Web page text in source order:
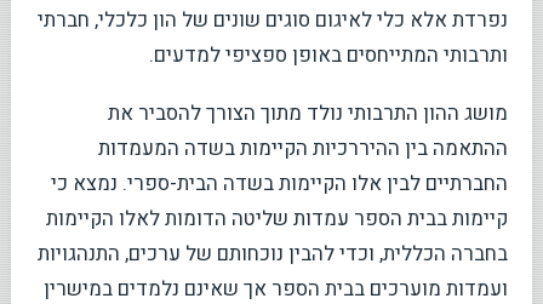
נפרדת אלא כלי לאיגום סוגים שונים של הון כלכלי, חברתי
ותרבותי המתייחסים באופן ספציפי למדעים.
מושג ההון התרבותי נולד מתוך הצורך להסביר את
ההתאמה בין ההיררכיות הקיימות בשדה המעמדות
החברתיים לבין אלו הקיימות בשדה הבית-ספרי. נמצא כי
קיימות בבית הספר עמדות שליטה הדומות לאלו הקיימות
בחברה הכללית, וכדי להבין נוכחותם של ערכים, התנהגויות
ועמדות מוערכים בבית הספר אך שאינם נלמדים במישרין